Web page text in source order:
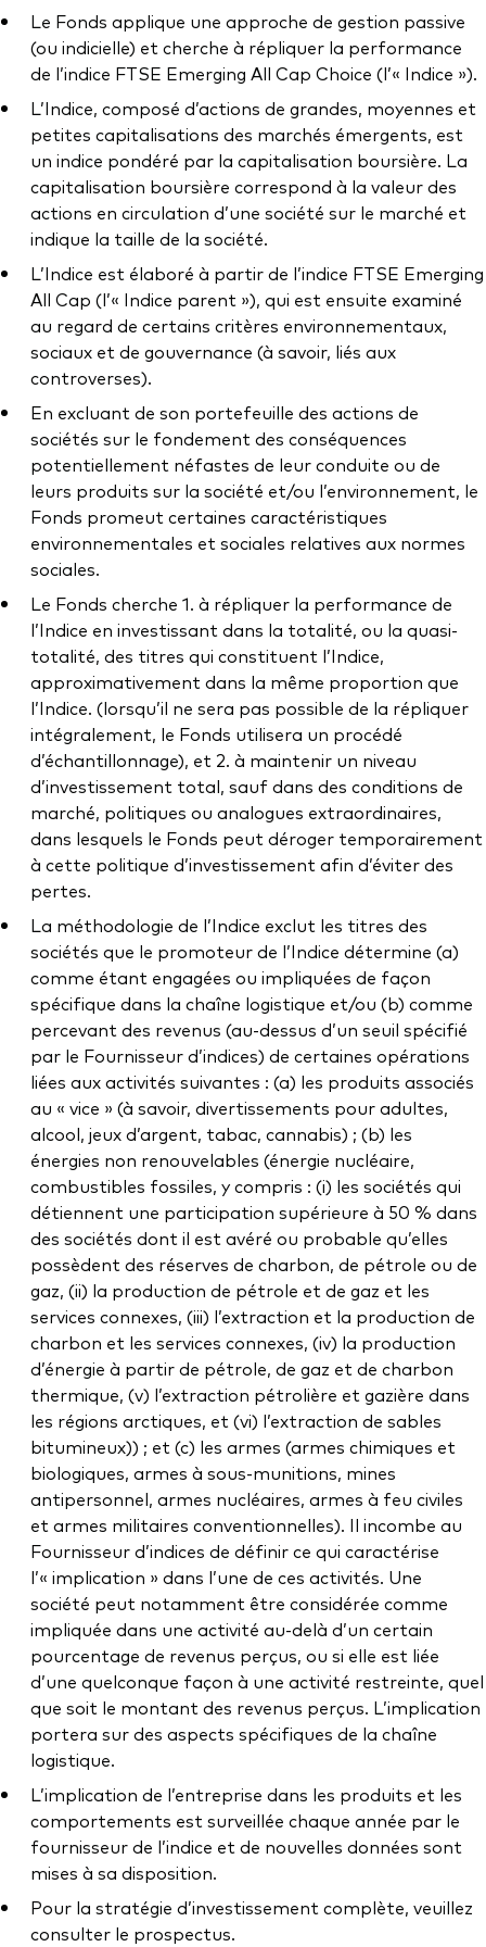
Gérance des placements
Le Fonds applique une approche de gestion passive
(ou indicielle) et cherche à répliquer la performance
de l’indice FTSE Emerging All Cap Choice (l’« Indice »).
L’Indice, composé d’actions de grandes, moyennes et
petites capitalisations des marchés émergents, est
un indice pondéré par la capitalisation boursière. La
capitalisation boursière correspond à la valeur des
actions en circulation d’une société sur le marché et
indique la taille de la société.
L’Indice est élaboré à partir de l’indice FTSE Emerging
All Cap (l’« Indice parent »), qui est ensuite examiné
au regard de certains critères environnementaux,
sociaux et de gouvernance (à savoir, liés aux
controverses).
En excluant de son portefeuille des actions de
sociétés sur le fondement des conséquences
potentiellement néfastes de leur conduite ou de
leurs produits sur la société et/ou l’environnement, le
Fonds promeut certaines caractéristiques
environnementales et sociales relatives aux normes
sociales.
Le Fonds cherche 1. à répliquer la performance de
l’Indice en investissant dans la totalité, ou la quasi-
totalité, des titres qui constituent l’Indice,
approximativement dans la même proportion que
l’Indice. (lorsqu’il ne sera pas possible de la répliquer
intégralement, le Fonds utilisera un procédé
d’échantillonnage), et 2. à maintenir un niveau
d’investissement total, sauf dans des conditions de
marché, politiques ou analogues extraordinaires,
dans lesquels le Fonds peut déroger temporairement
à cette politique d’investissement afin d’éviter des
pertes.
La méthodologie de l’Indice exclut les titres des
sociétés que le promoteur de l’Indice détermine (a)
comme étant engagées ou impliquées de façon
spécifique dans la chaîne logistique et/ou (b) comme
percevant des revenus (au-dessus d’un seuil spécifié
par le Fournisseur d’indices) de certaines opérations
liées aux activités suivantes : (a) les produits associés
au « vice » (à savoir, divertissements pour adultes,
alcool, jeux d’argent, tabac, cannabis) ; (b) les
énergies non renouvelables (énergie nucléaire,
combustibles fossiles, y compris : (i) les sociétés qui
détiennent une participation supérieure à 50 % dans
des sociétés dont il est avéré ou probable qu’elles
possèdent des réserves de charbon, de pétrole ou de
gaz, (ii) la production de pétrole et de gaz et les
services connexes, (iii) l’extraction et la production de
charbon et les services connexes, (iv) la production
d’énergie à partir de pétrole, de gaz et de charbon
thermique, (v) l’extraction pétrolière et gazière dans
les régions arctiques, et (vi) l’extraction de sables
bitumineux)) ; et (c) les armes (armes chimiques et
biologiques, armes à sous-munitions, mines
antipersonnel, armes nucléaires, armes à feu civiles
et armes militaires conventionnelles). Il incombe au
Fournisseur d’indices de définir ce qui caractérise
l’« implication » dans l’une de ces activités. Une
société peut notamment être considérée comme
impliquée dans une activité au-delà d’un certain
pourcentage de revenus perçus, ou si elle est liée
d’une quelconque façon à une activité restreinte, quel
que soit le montant des revenus perçus. L’implication
portera sur des aspects spécifiques de la chaîne
logistique.
L’implication de l’entreprise dans les produits et les
comportements est surveillée chaque année par le
fournisseur de l’indice et de nouvelles données sont
mises à sa disposition.
Pour la stratégie d’investissement complète, veuillez
consulter le prospectus.